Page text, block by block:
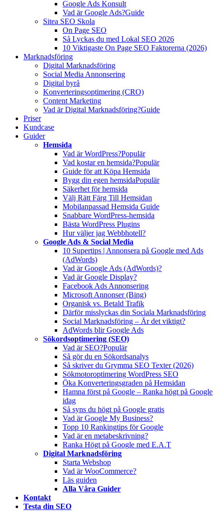
Google Ads Konsult
Vad är Google Ads?Guide
Sitea SEO Skola
On Page SEO
Så Lyckas du med Lokal SEO 2026
10 Viktigaste On Page SEO Faktorerna (2026)
Marknadsföring
Digital Marknadsföring
Social Media Annonsering
Digital byrå
Konverteringsoptimering (CRO)
Content Marketing
Vad är Digital Marknadsföring?Guide
Priser
Kundcase
Guider
Hemsida
Vad är WordPress?Populär
Vad kostar en hemsida?Populär
Guide för att Köpa Hemsida
Bygg din egen hemsidaPopulär
Säkerhet för hemsida
Välj Rätt Färg Till Hemsidan
Mobilanpassad Hemsida Guide
Snabbare WordPress-hemsida
Bästa WordPress Plugins
Hur väljer jag Webbhotell?
Google Ads & Social Media
10 Supertips | Annonsera på Google med Ads
(AdWords)
Vad är Google Ads (AdWords)?
Vad är Google Display?
Facebook Ads Annonsering
Microsoft Annonser (Bing)
Organisk vs. Betald Trafik
Därför misslyckas din Sociala Marknadsföring
Social Marknadsföring – Är det viktigt?
AdWords blir Google Ads
Sökordsoptimering (SEO)
Vad är SEO?Populär
Så gör du en Sökordsanalys
Så skriver du Grymma SEO Texter (2026)
Sökmotoroptimering WordPress SEO
Öka Konverteringsgraden på Hemsidan
Hamna först på Google – Ranka högt på Google
idag
Så syns du högt på Google gratis
Vad är Google My Business?
Topp 10 Rankingtips för Google
Vad är en metabeskrivning?
Ranka Högt på Google med E.A.T
Digital Marknadsföring
Starta Webshop
Vad är WooCommerce?
Läs guiden
Alla Våra Guider
Kontakt
Testa din SEO